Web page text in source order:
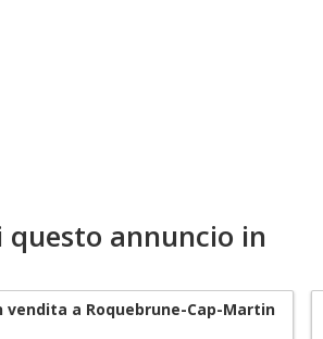
questo annuncio in
vendita a Roquebrune-Cap-Martin